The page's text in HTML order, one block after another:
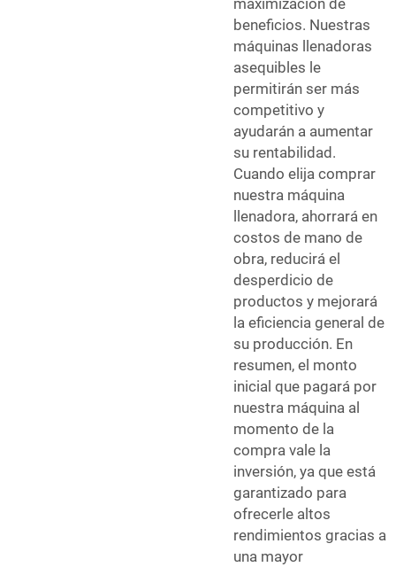
maximización de
beneficios. Nuestras
máquinas llenadoras
asequibles le
permitirán ser más
competitivo y
ayudarán a aumentar
su rentabilidad.
Cuando elija comprar
nuestra máquina
llenadora, ahorrará en
costos de mano de
obra, reducirá el
desperdicio de
productos y mejorará
la eficiencia general de
su producción. En
resumen, el monto
inicial que pagará por
nuestra máquina al
momento de la
compra vale la
inversión, ya que está
garantizado para
ofrecerle altos
rendimientos gracias a
una mayor